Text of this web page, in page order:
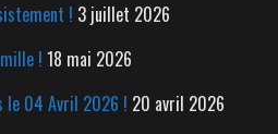
! 3 juillet 2026
! 18 mai 2026
le 04 Avril 2026 ! 20 avril 2026